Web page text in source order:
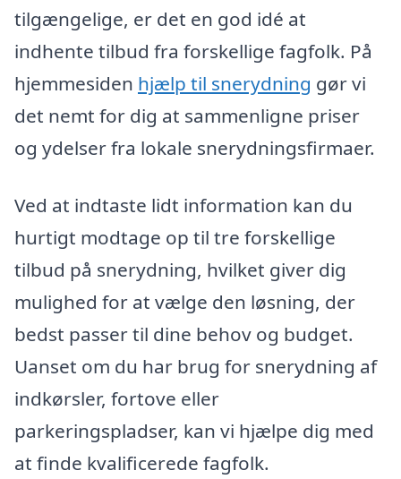
tilgængelige, er det en god idé at
indhente tilbud fra forskellige fagfolk. På
hjemmesiden hjælp til snerydning gør vi
det nemt for dig at sammenligne priser
og ydelser fra lokale snerydningsfirmaer.
Ved at indtaste lidt information kan du
hurtigt modtage op til tre forskellige
tilbud på snerydning, hvilket giver dig
mulighed for at vælge den løsning, der
bedst passer til dine behov og budget.
Uanset om du har brug for snerydning af
indkørsler, fortove eller
parkeringspladser, kan vi hjælpe dig med
at finde kvalificerede fagfolk.